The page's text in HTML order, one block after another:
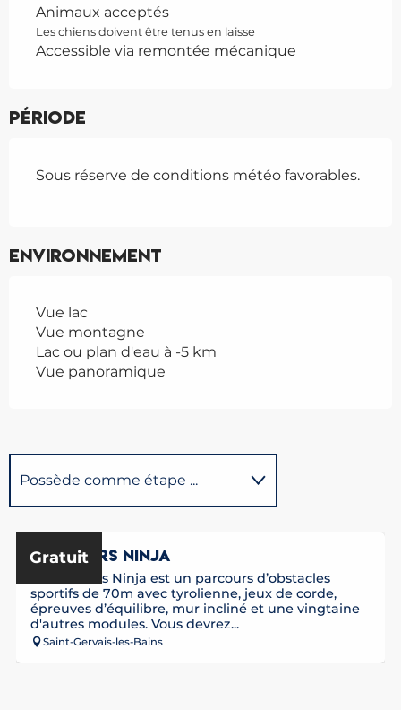
Animaux acceptés
Les chiens doivent être tenus en laisse
Accessible via remontée mécanique
Période
Sous réserve de conditions météo favorables.
Environnement
Vue lac
Vue montagne
Lac ou plan d'eau à -5 km
Vue panoramique
Possède comme étape ...
Se trouve à l'arrivée de...
Se trouve au départ de...
Gratuit
PARCOURS NINJA
Le Parcours Ninja est un parcours d’obstacles
sportifs de 70m avec tyrolienne, jeux de corde,
épreuves d’équilibre, mur incliné et une vingtaine
d'autres modules. Vous devrez...
Saint-Gervais-les-Bains